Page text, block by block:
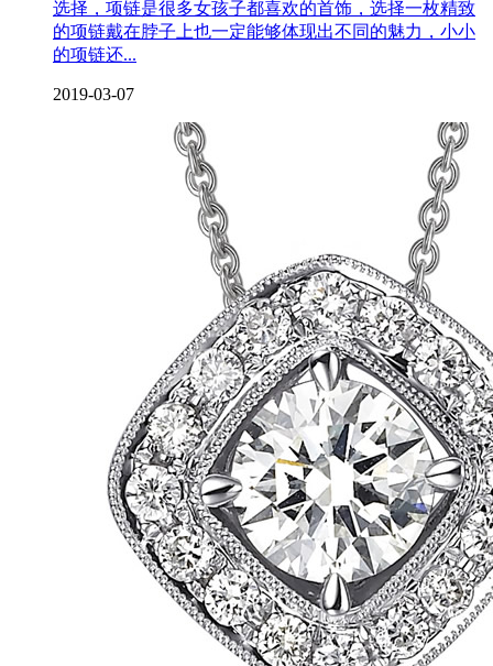
选择，项链是很多女孩子都喜欢的首饰，选择一枚精致
的项链戴在脖子上也一定能够体现出不同的魅力，小小
的项链还...
2019-03-07